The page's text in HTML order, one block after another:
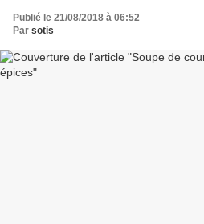
Publié le 21/08/2018 à 06:52
Par sotis